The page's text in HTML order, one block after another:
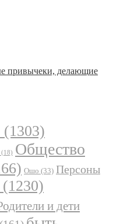
привычеки, делающие
(1303)
(18) Общество
Ошо (33) Персоны
(1230)
и дети